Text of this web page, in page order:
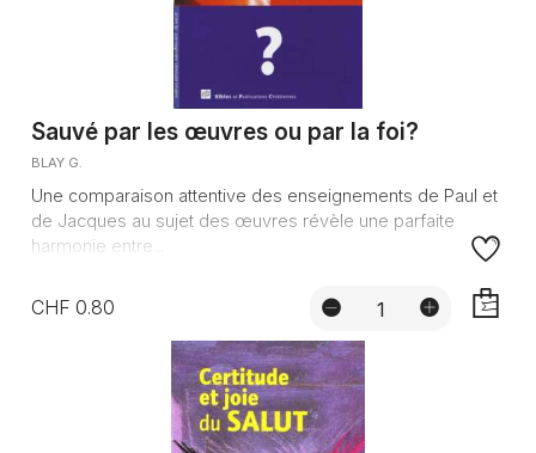
Sauvé par les œuvres ou par la foi?
BLAY G.
Une comparaison attentive des enseignements de Paul et
de Jacques au sujet des œuvres révèle une parfaite
harmonie entre...
CHF 0.80